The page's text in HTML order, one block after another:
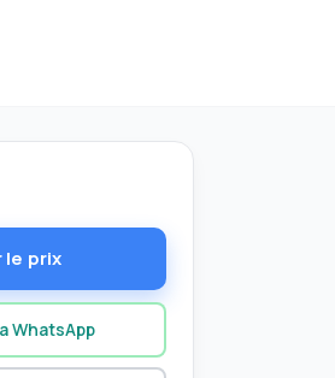
le prix
WhatsApp